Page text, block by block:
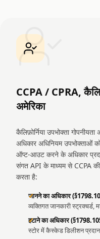
CCPA / CPRA,
अमेरिका
कैलिफ़ोर्निया उपभोक्ता
अधिकार अधिनियम उपभोक्ताओं
ऑप्ट-आउट करने के अधिकार
संगत API के माध्यम से CCPA
करता है:
जानने का अधिकार
व्यक्तिगत जानकारी स्ट्रक्चर्ड,
हटाने का अधिकार
स्टोर में कैस्केड डिलीशन